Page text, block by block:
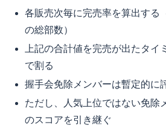
各販売次毎に完売率を算出する
の総部数）
上記の合計値を完売が出たタイ
で割る
握手会免除メンバーは暫定的に
ただし、人気上位ではない免除
のスコアを引き継ぐ